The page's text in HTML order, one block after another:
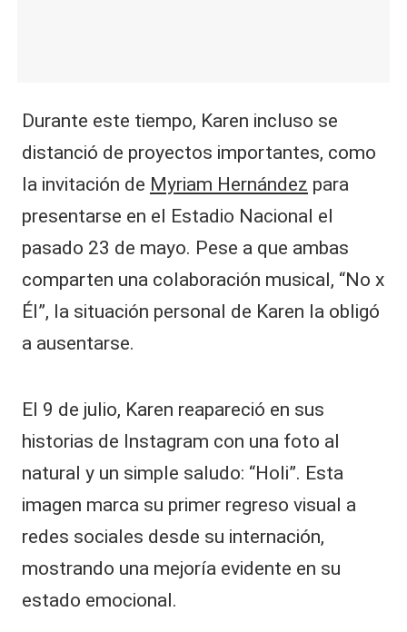
Durante este tiempo, Karen incluso se
distanció de proyectos importantes, como
la invitación de Myriam Hernández para
presentarse en el Estadio Nacional el
pasado 23 de mayo. Pese a que ambas
comparten una colaboración musical, “No x
Él”, la situación personal de Karen la obligó
a ausentarse.
El 9 de julio, Karen reapareció en sus
historias de Instagram con una foto al
natural y un simple saludo: “Holi”. Esta
imagen marca su primer regreso visual a
redes sociales desde su internación,
mostrando una mejoría evidente en su
estado emocional.